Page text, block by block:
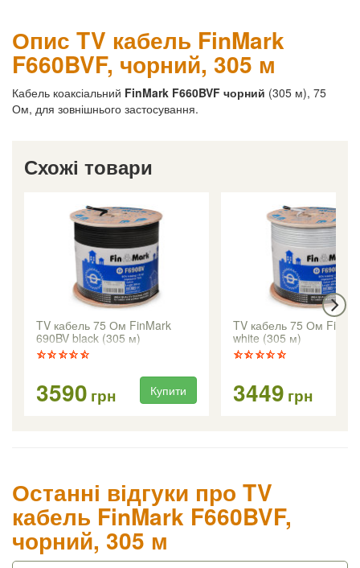
Опис TV кабель FinMark
F660BVF, чорний, 305 м
Кабель коаксіальний FinMark F660BVF чорний (305 м), 75
Ом, для зовнішнього застосування.
Схожі товари
TV кабель 75 Ом FinMark
690BV black (305 м)
3590 грн Купити
TV кабель 75 Ом
white (305 м)
3449 грн
Останні відгуки про TV
кабель FinMark F660BVF,
чорний, 305 м